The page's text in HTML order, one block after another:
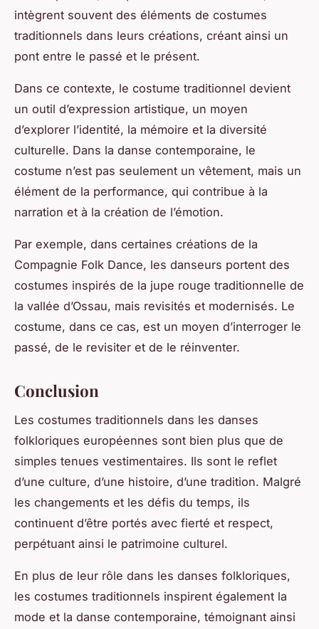
intègrent souvent des éléments de costumes
traditionnels dans leurs créations, créant ainsi un
pont entre le passé et le présent.
Dans ce contexte, le costume traditionnel devient
un outil d’expression artistique, un moyen
d’explorer l’identité, la mémoire et la diversité
culturelle. Dans la danse contemporaine, le
costume n’est pas seulement un vêtement, mais un
élément de la performance, qui contribue à la
narration et à la création de l’émotion.
Par exemple, dans certaines créations de la
Compagnie Folk Dance, les danseurs portent des
costumes inspirés de la jupe rouge traditionnelle de
la vallée d’Ossau, mais revisités et modernisés. Le
costume, dans ce cas, est un moyen d’interroger le
passé, de le revisiter et de le réinventer.
Conclusion
Les costumes traditionnels dans les danses
folkloriques européennes sont bien plus que de
simples tenues vestimentaires. Ils sont le reflet
d’une culture, d’une histoire, d’une tradition. Malgré
les changements et les défis du temps, ils
continuent d’être portés avec fierté et respect,
perpétuant ainsi le patrimoine culturel.
En plus de leur rôle dans les danses folkloriques,
les costumes traditionnels inspirent également la
mode et la danse contemporaine, témoignant ainsi